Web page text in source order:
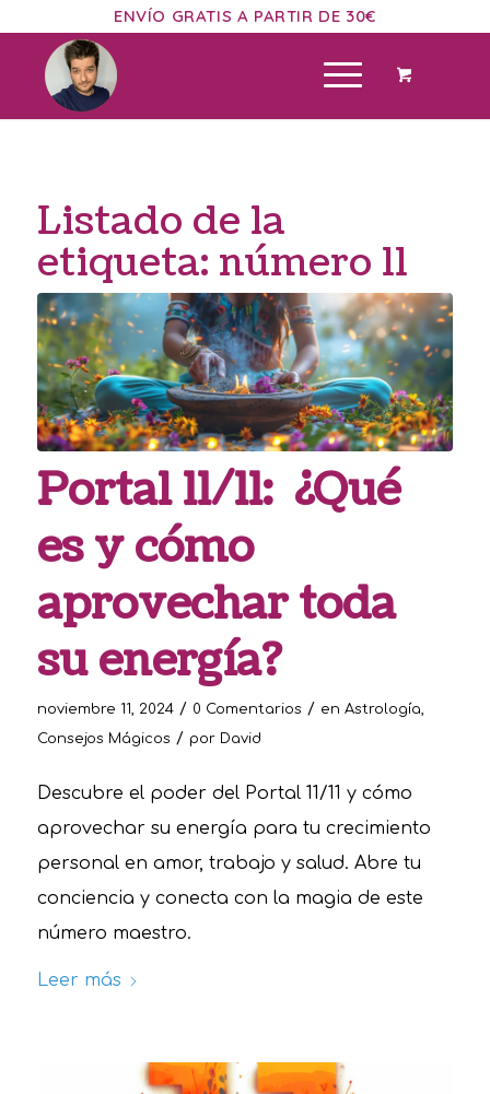
ENVÍO GRATIS A PARTIR DE 30€
Listado de la
etiqueta: número 11
Portal 11/11: ¿Qué
es y cómo
aprovechar toda
su energía?
noviembre 11, 2024 / 0 Comentarios / en Astrología
Consejos Mágicos / por David
Descubre el poder del Portal 11/11 y cómo
aprovechar su energía para tu crecimiento
personal en amor, trabajo y salud. Abre tu
conciencia y conecta con la magia de este
número maestro.
Leer más